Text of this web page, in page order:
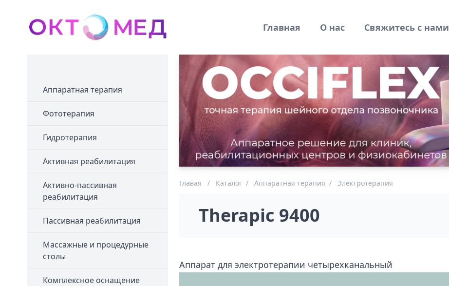
Главная О нас Свяжитесь с нами
Аппаратная терапия
Фототерапия
Гидротерапия
Активная реабилитация
Активно-пассивная
реабилитация
Пассивная реабилитация
Массажные и процедурные
столы
Комплексное оснащение
Главая / Каталог / Аппаратная терапия / Электротерапия
Therapic 9400
Аппарат для электротерапии четырехканальный